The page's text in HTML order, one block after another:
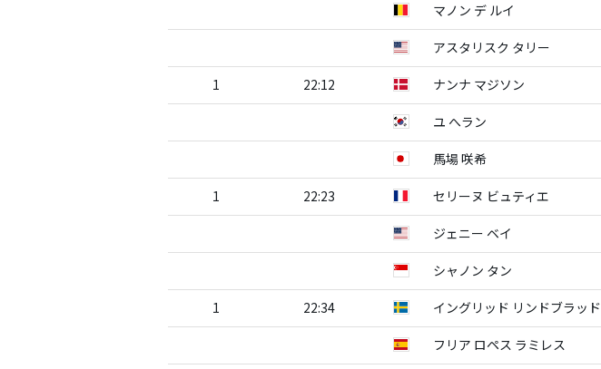
マノン デ ルイ
アスタリスク タリー
1 22:12 ナンナ マジソン
ユ へラン
馬場 咲希
1 22:23 セリーヌ ビュティエ
ジェニー ベイ
シャノン タン
1 22:34 イングリッド リンドブラッド
フリア ロペス ラミレス